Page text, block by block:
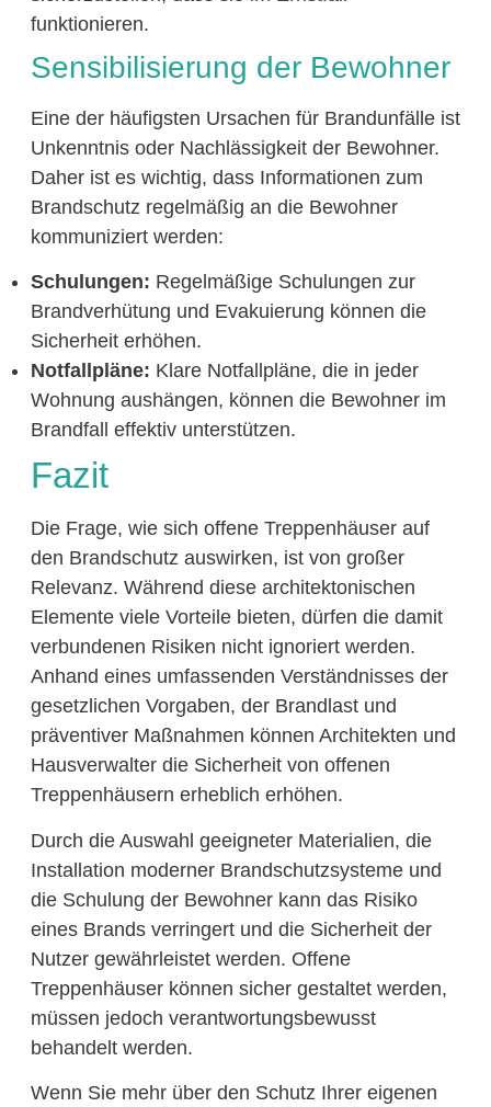
funktionieren.
Sensibilisierung der Bewohner
Eine der häufigsten Ursachen für Brandunfälle ist
Unkenntnis oder Nachlässigkeit der Bewohner.
Daher ist es wichtig, dass Informationen zum
Brandschutz regelmäßig an die Bewohner
kommuniziert werden:
Schulungen: Regelmäßige Schulungen zur
Brandverhütung und Evakuierung können die
Sicherheit erhöhen.
Notfallpläne: Klare Notfallpläne, die in jeder
Wohnung aushängen, können die Bewohner im
Brandfall effektiv unterstützen.
Fazit
Die Frage, wie sich offene Treppenhäuser auf
den Brandschutz auswirken, ist von großer
Relevanz. Während diese architektonischen
Elemente viele Vorteile bieten, dürfen die damit
verbundenen Risiken nicht ignoriert werden.
Anhand eines umfassenden Verständnisses der
gesetzlichen Vorgaben, der Brandlast und
präventiver Maßnahmen können Architekten und
Hausverwalter die Sicherheit von offenen
Treppenhäusern erheblich erhöhen.
Durch die Auswahl geeigneter Materialien, die
Installation moderner Brandschutzsysteme und
die Schulung der Bewohner kann das Risiko
eines Brands verringert und die Sicherheit der
Nutzer gewährleistet werden. Offene
Treppenhäuser können sicher gestaltet werden,
müssen jedoch verantwortungsbewusst
behandelt werden.
Wenn Sie mehr über den Schutz Ihrer eigenen